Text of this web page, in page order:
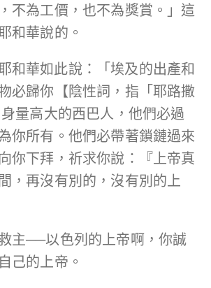
不為工價，也不為獎賞。」這
和華說的。
和華如此說：「埃及的出產和
必歸你【陰性詞，指「耶路撒
量高大的西巴人，他們必過
你所有。他們必帶著鎖鏈過來
你下拜，祈求你說：『上帝真
，再沒有別的，沒有別的上
主──以色列的上帝啊，你誠
己的上帝。